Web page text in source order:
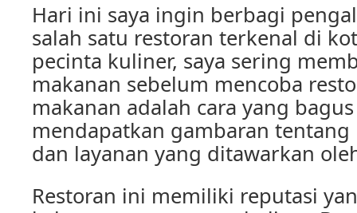
Hari ini saya ingin berbagi
salah satu restoran terkenal di
pecinta kuliner, saya sering
makanan sebelum mencoba
makanan adalah cara yang
mendapatkan gambaran
dan layanan yang ditawarkan
Restoran ini memiliki reputasi